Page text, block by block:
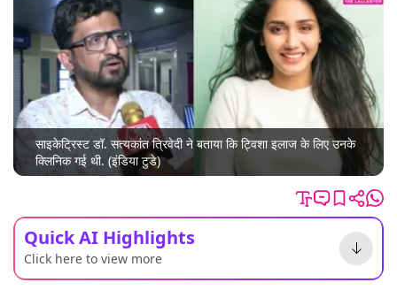
साइकेट्रिस्ट डॉ. सत्यकांत त्रिवेदी ने बताया कि ट्विशा इलाज के लिए उनके
क्लिनिक गई थी. (इंडिया टुडे)
Quick AI Highlights
Click here to view more